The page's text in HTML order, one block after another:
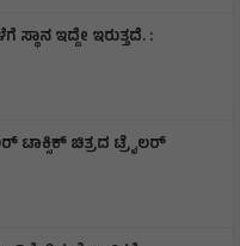
ಇದ್ದೇ ಇರುತ್ತದೆ. :
ಟಾಕ್ಸಿಕ್ ಚಿತ್ರದ ಟ್ರೈಲರ್